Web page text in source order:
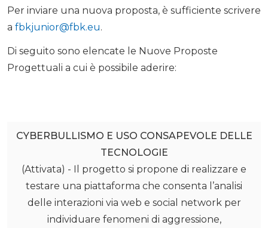
Per inviare una nuova proposta, è sufficiente scrivere
a fbkjunior@fbk.eu.
Di seguito sono elencate le Nuove Proposte
Progettuali a cui è possibile aderire:
CYBERBULLISMO E USO CONSAPEVOLE DELLE
TECNOLOGIE
(Attivata) - Il progetto si propone di realizzare e
testare una piattaforma che consenta l’analisi
delle interazioni via web e social network per
individuare fenomeni di aggressione,